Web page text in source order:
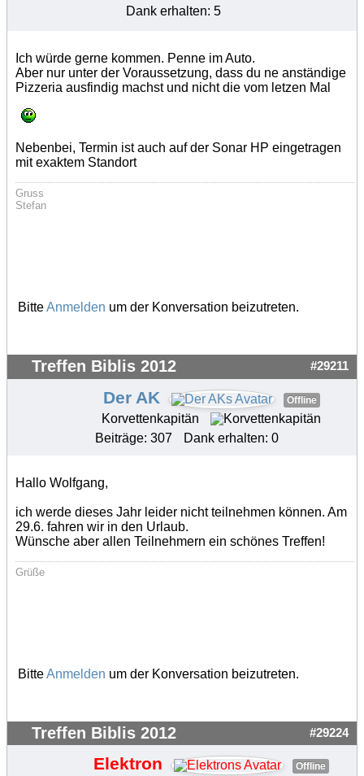
Dank erhalten: 5
Ich würde gerne kommen. Penne im Auto.
Aber nur unter der Voraussetzung, dass du ne anständige
Pizzeria ausfindig machst und nicht die vom letzen Mal
Nebenbei, Termin ist auch auf der Sonar HP eingetragen
mit exaktem Standort
Gruss
Stefan
BitteAnmelden um der Konversation beizutreten.
Treffen Biblis 2012 #29211
Der AK Offline
Korvettenkapitän
Beiträge: 307
Dank erhalten: 0
Hallo Wolfgang,
ich werde dieses Jahr leider nicht teilnehmen können. Am
29.6. fahren wir in den Urlaub.
Wünsche aber allen Teilnehmern ein schönes Treffen!
Grüße
BitteAnmelden um der Konversation beizutreten.
Treffen Biblis 2012 #29224
Elektron Offline